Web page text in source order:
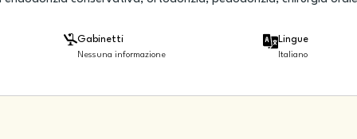
Gabinetti
Nessuna informazione
Lingue
Italiano